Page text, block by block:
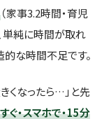
（家事3.2時間・育児
単純に時間が取れ
的な時間不足です。
くなったら…」と先
ぐ・スマホで・15分